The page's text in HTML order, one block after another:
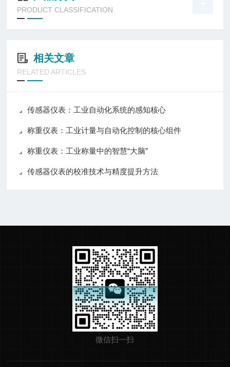
PRODUCT CLASSIFICATION
相关文章
RELATED ARTICLES
传感器仪表：工业自动化系统的感知核心
称重仪表：工业计量与自动化控制的核心组件
称重仪表：工业称量中的智慧“大脑”
传感器仪表的校准技术与精度提升方法
微信扫一扫